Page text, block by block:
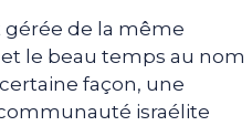
gérée de la même
le beau temps au nom
façon, une
israélite